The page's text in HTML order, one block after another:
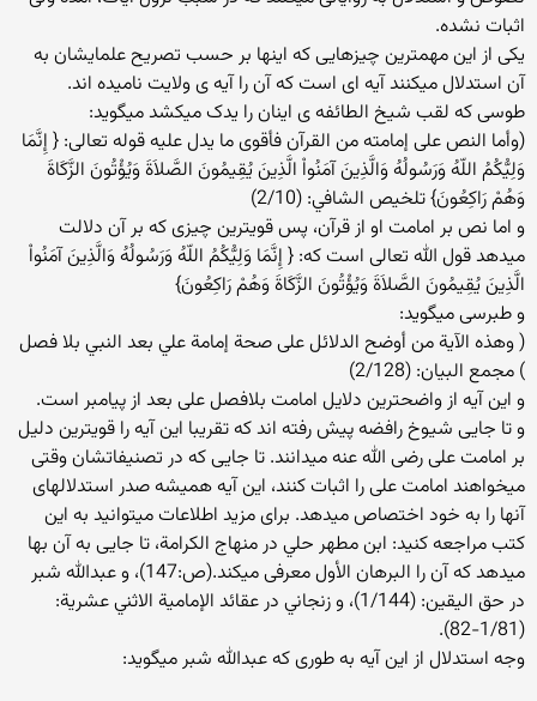
اثبات نشده.
یکی از این مهمترین چیزهایی که اینها بر حسب تصریح علمایشان به
آن استدلال میکنند آیه ای است که آن را آیه ی ولایت نامیده اند.
طوسی که لقب شیخ الطائفه ی اینان را یدک میکشد میگوید:
(وأما النص على إمامته من القرآن فأقوى ما يدل عليه قوله تعالى: { إِنَّمَا
وَلِيُّكُمُ اللّهُ وَرَسُولُهُ وَالَّذِينَ آمَنُواْ الَّذِينَ يُقِيمُونَ الصَّلاَةَ وَيُؤْتُونَ الزَّكَاةَ
وَهُمْ رَاكِعُونَ} تلخيص الشافي: (2/10)
و اما نص بر امامت او از قرآن، پس قویترین چیزی که بر آن دلالت
میدهد قول الله تعالی است که: { إِنَّمَا وَلِيُّكُمُ اللّهُ وَرَسُولُهُ وَالَّذِينَ آمَنُواْ
الَّذِينَ يُقِيمُونَ الصَّلاَةَ وَيُؤْتُونَ الزَّكَاةَ وَهُمْ رَاكِعُونَ}
و طبرسی میگوید:
( وهذه الآية من أوضح الدلائل على صحة إمامة علي بعد النبي بلا فصل
) مجمع البيان: (2/128)
و این آیه از واضحترین دلایل امامت بلافصل علی بعد از پیامبر است.
و تا جایی شیوخ رافضه پیش رفته اند که تقریبا این آیه را قویترین دلیل
بر امامت علی رضی الله عنه میدانند. تا جایی که در تصنیفاتشان وقتی
میخواهند امامت علی را اثبات کنند، این آیه همیشه صدر استدلالهای
آنها را به خود اختصاص میدهد. برای مزید اطلاعات میتوانید به این
کتب مراجعه کنید: ابن مطهر حلي در منهاج الكرامة، تا جایی به آن بها
میدهد که آن را البرهان الأول معرفی میکند.(ص:147)، و عبدالله شبر
در حق اليقين: (1/144)، و زنجاني در عقائد الإمامية الاثني عشرية:
(1/81-82).
وجه استدلال از این آیه به طوری که عبدالله شبر میگوید: